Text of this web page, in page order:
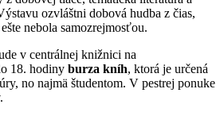
ozvláštni dobová hudba z čias,
nebola samozrejmosťou.
v centrálnej knižnici na
18. hodinyburza kníh, ktorá je určená
no najmä študentom. V pestrej ponuke